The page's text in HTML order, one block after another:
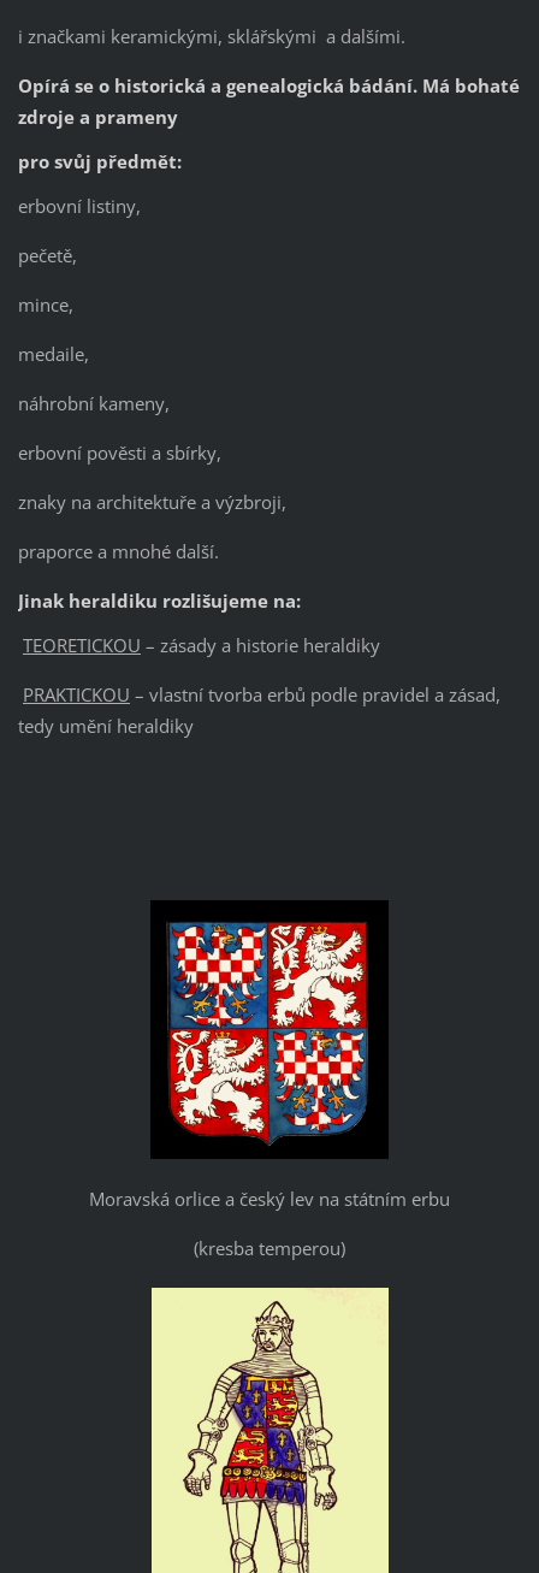
i značkami keramickými, sklářskými a dalšími.
Opírá se o historická a genealogická bádání. Má bohaté
zdroje a prameny
pro svůj předmět:
erbovní listiny,
pečetě,
mince,
medaile,
náhrobní kameny,
erbovní pověsti a sbírky,
znaky na architektuře a výzbroji,
praporce a mnohé další.
Jinak heraldiku rozlišujeme na:
TEORETICKOU – zásady a historie heraldiky
PRAKTICKOU – vlastní tvorba erbů podle pravidel a zásad,
tedy umění heraldiky
Moravská orlice a český lev na státním erbu
(kresba temperou)